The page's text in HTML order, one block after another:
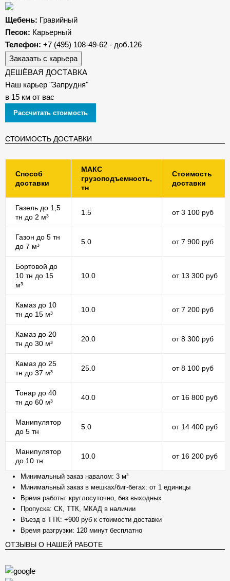
Щебень: Гравийный
Песок: Карьерный
Телефон: +7 (495) 108-49-62 - доб.126
Заказать с карьера
ДЕШЁВАЯ ДОСТАВКА
Наш карьер "Запрудня"
в 15 км от вас
Рассчитать стоимость
СТОИМОСТЬ ДОСТАВКИ
Способ
доставки
МАКС
грузоподъемность,
тн
Стоимость
доставки
Газель до 1,5
тн до 2 м³
1.5 от 3 100 руб
Газон до 5 тн
до 7 м³
5.0 от 7 900 руб
Бортовой до
10 тн до 15
м³
10.0 от 13 300 руб
Камаз до 10
тн до 15 м³
10.0 от 7 200 руб
Камаз до 20
тн до 30 м³
20.0 от 8 300 руб
Камаз до 25
тн до 37 м³
25.0 от 8 100 руб
Тонар до 40
тн до 60 м³
40.0 от 16 800 руб
Манипулятор
до 5 тн
5.0 от 14 400 руб
Манипулятор
до 10 тн
10.0 от 16 200 руб
Минимальный заказ навалом: 3 м³
Минимальный заказ в мешках/биг-бегах: от 1 единицы
Время работы: круглосуточно, без выходных
Пропуска: СК, ТТК, МКАД в наличии
Въезд в ТТК: +900 руб к стоимости доставки
Время разгрузки: 120 минут бесплатно
ОТЗЫВЫ О НАШЕЙ РАБОТЕ